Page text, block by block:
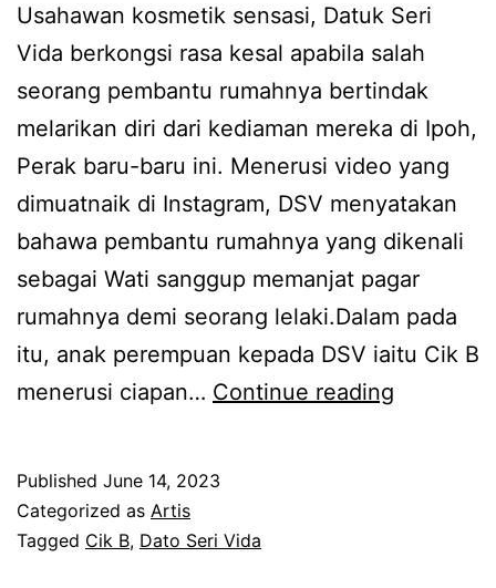
e
m
a
s
,
s
e
k
a
l
i
a
g
Usahawan kosmetik sensasi, Datuk Seri
Vida berkongsi rasa kesal apabila salah
seorang pembantu rumahnya bertindak
melarikan diri dari kediaman mereka di Ipoh,
Perak baru-baru ini. Menerusi video yang
dimuatnaik di Instagram, DSV menyatakan
bahawa pembantu rumahnya yang dikenali
sebagai Wati sanggup memanjat pagar
rumahnya demi seorang lelaki.Dalam pada
itu, anak perempuan kepada DSV iaitu Cik B
menerusi ciapan… Continue reading
Published June 14, 2023
Categorized as Artis
Tagged Cik B, Dato Seri Vida